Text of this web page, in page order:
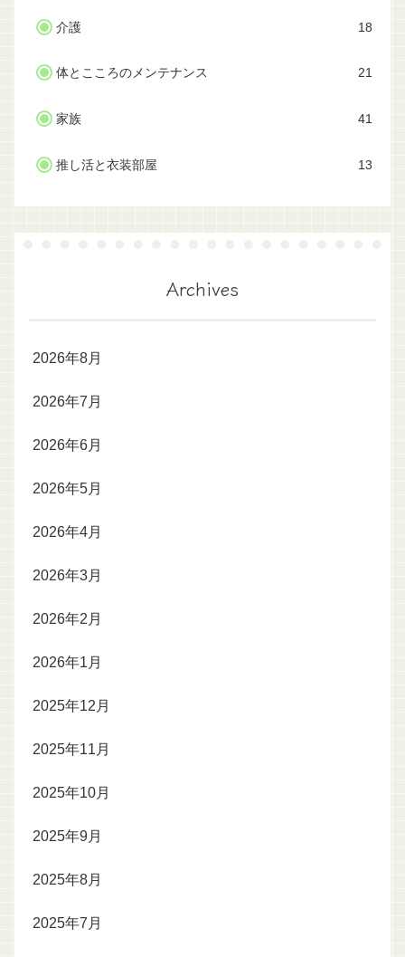
介護 18
体とこころのメンテナンス 21
家族 41
推し活と衣装部屋 13
Archives
2026年8月
2026年7月
2026年6月
2026年5月
2026年4月
2026年3月
2026年2月
2026年1月
2025年12月
2025年11月
2025年10月
2025年9月
2025年8月
2025年7月